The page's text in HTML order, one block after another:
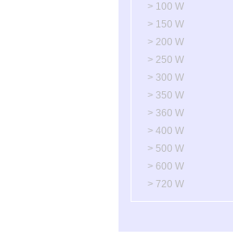
> 100 W
> 150 W
> 200 W
> 250 W
> 300 W
> 350 W
> 360 W
> 400 W
> 500 W
> 600 W
> 720 W